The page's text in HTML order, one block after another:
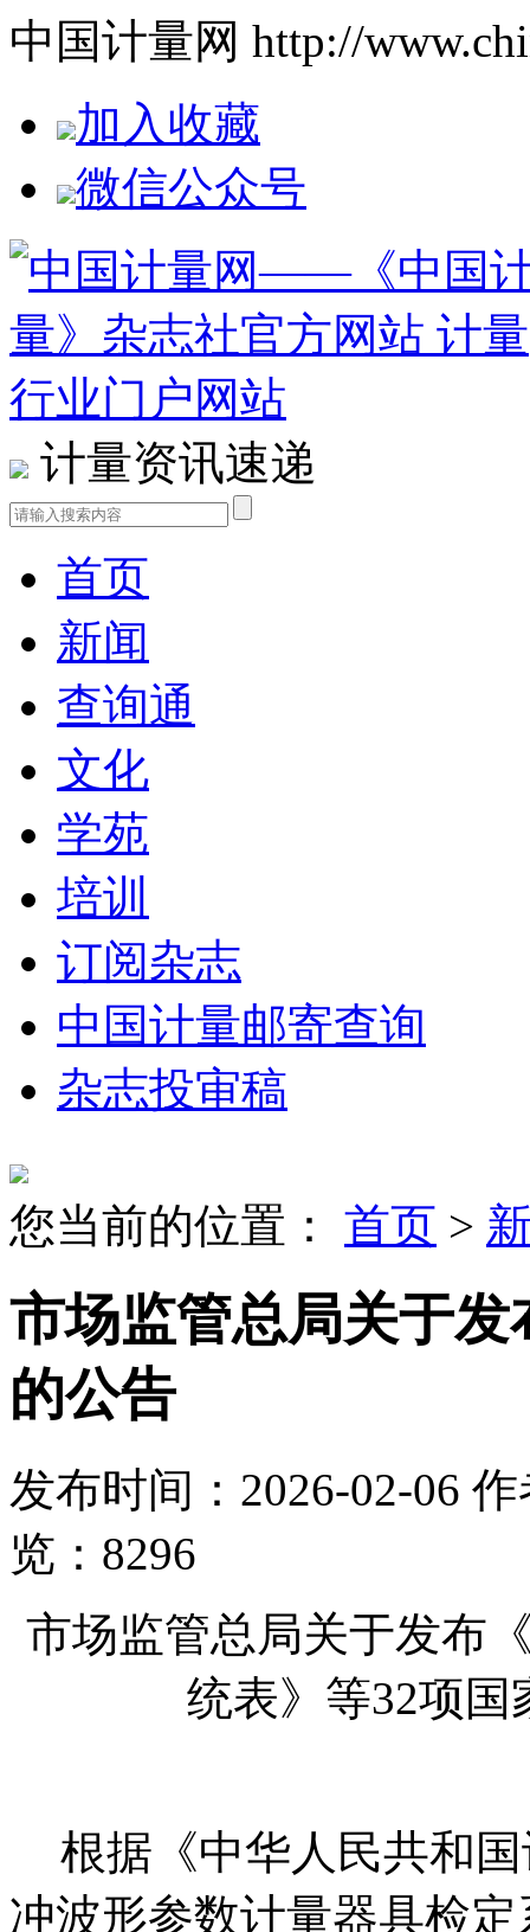
中国计量网 http://
加入收藏
微信公众号
计量资讯速递
首页
新闻
查询通
文化
学苑
培训
订阅杂志
中国计量邮寄查询
杂志投审稿
您当前的位置： 首页 >
市场监管总局关于
的公告
发布时间：2026-02-06 作
览：8296
市场监管总局关于发布
统表》 等32项国
根据《中华人民共和
冲波形参数计量器具检定